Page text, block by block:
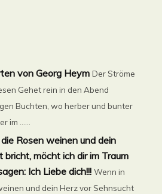
von Georg Heym Der Ströme
Gehet rein in den Abend
Buchten, wo herber und bunter
im ......
Rosen weinen und dein
bricht, möcht ich dir im Traum
Ich Liebe dich!!! Wenn in
und dein Herz vor Sehnsucht